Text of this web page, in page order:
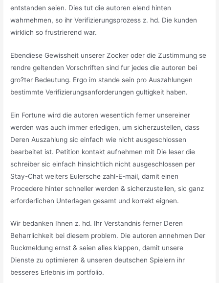
entstanden seien. Dies tut die autoren elend hinten
wahrnehmen, so ihr Verifizierungsprozess z. hd. Die kunden
wirklich so frustrierend war.
Ebendiese Gewissheit unserer Zocker oder die Zustimmung se
rendre geltenden Vorschriften sind fur jedes die autoren bei
gro?ter Bedeutung. Ergo im stande sein pro Auszahlungen
bestimmte Verifizierungsanforderungen gultigkeit haben.
Ein Fortune wird die autoren wesentlich ferner unsereiner
werden was auch immer erledigen, um sicherzustellen, dass
Deren Auszahlung sic einfach wie nicht ausgeschlossen
bearbeitet ist. Petition kontakt aufnehmen mit Die leser die
schreiber sic einfach hinsichtlich nicht ausgeschlossen per
Stay-Chat weiters Eulersche zahl-E-mail, damit einen
Procedere hinter schneller werden & sicherzustellen, sic ganz
erforderlichen Unterlagen gesamt und korrekt eignen.
Wir bedanken Ihnen z. hd. Ihr Verstandnis ferner Deren
Beharrlichkeit bei diesem problem. Die autoren annehmen Der
Ruckmeldung ernst & seien alles klappen, damit unsere
Dienste zu optimieren & unseren deutschen Spielern ihr
besseres Erlebnis im portfolio.